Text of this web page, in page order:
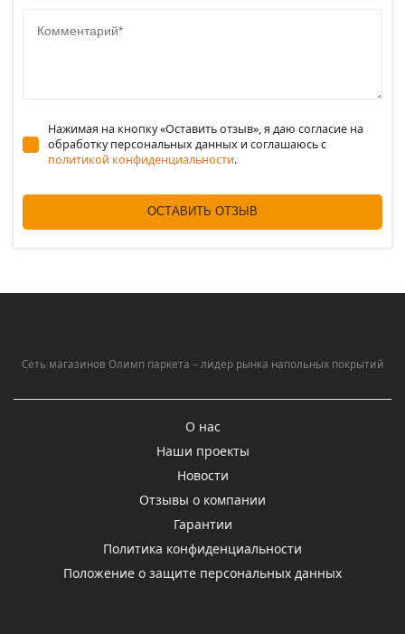
Нажимая на кнопку «Оставить отзыв», я даю согласие на
обработку персональных данных и соглашаюсь c
политикой конфиденциальности.
ОСТАВИТЬ ОТЗЫВ
Сеть магазинов Олимп паркета – лидер рынка напольных покрытий
О нас
Наши проекты
Новости
Отзывы о компании
Гарантии
Политика конфиденциальности
Положение о защите персональных данных